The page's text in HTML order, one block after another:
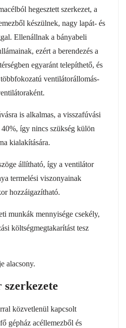
hegesztett szerkezet, a
készülnek, nagy lapát- és
Ellenállnak a bányabeli
ezért a berendezés a
egyaránt telepíthető, és
ventilátorállomás-
is alkalmas, a visszafúvási
így nincs szükség külön
kialakítására.
állítható, így a ventilátor
termelési viszonyainak
hozzáigazítható.
munkák mennyisége csekély,
költségmegtakarítást tesz
alacsony.
közvetlenül kapcsolt
gépház acéllemezből és